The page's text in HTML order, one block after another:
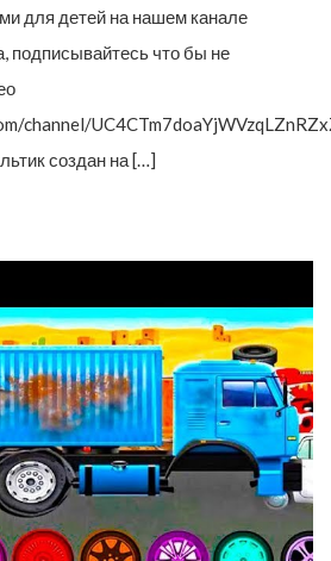
для детей на нашем канале
подписывайтесь что бы не
channel/
создан на […]